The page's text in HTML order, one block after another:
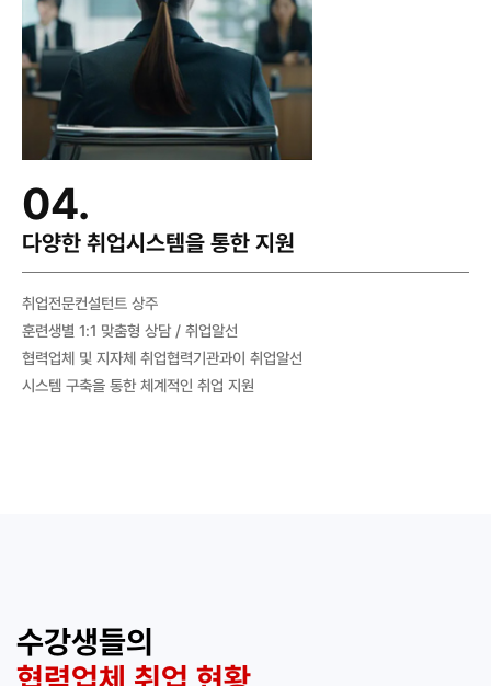
04.
다양한 취업시스템을 통한 지원
취업전문컨설턴트 상주
훈련생별 1:1 맞춤형 상담 / 취업알선
협력업체 및 지자체 취업협력기관과이 취업알선
시스템 구축을 통한 체계적인 취업 지원
수강생들의